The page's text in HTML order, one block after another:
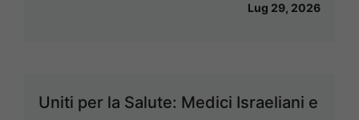
Lug 29, 2026
Uniti per la Salute: Medici Israeliani e